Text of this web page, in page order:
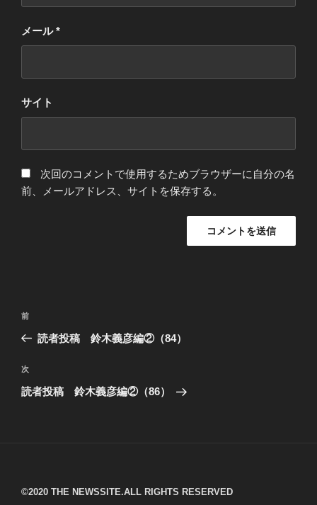
メール*
サイト
次回のコメントで使用するためブラウザーに自分の名
前、メールアドレス、サイトを保存する。
投
ビ
ゲ
過
去
投
稿
前
読者投稿 鈴木義彦編②（84）
次
の
次
読者投稿 鈴木義彦編②（86）
©︎2020 THE NEWSSITE.ALL RIGHTS RESERVED